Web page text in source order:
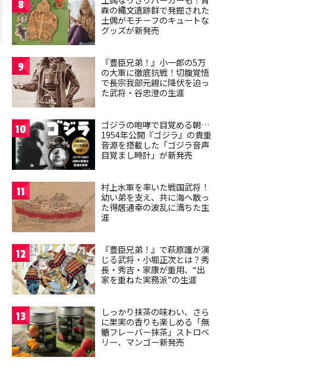
8
森の縄文遺跡群で発掘された
土偶がモチーフのキュートな
グッズが新発売
9
『豊臣兄弟！』小一郎の5万
の大軍に徹底抗戦！切腹覚悟
で長宗我部元親に降伏を迫っ
た武将・谷忠澄の生涯
10
ゴジラの咆哮で目覚める朝…
1954年公開『ゴジラ』の貴重
音源を搭載した「ゴジラ音声
目覚まし時計」が新発売
11
村上水軍を率いた戦国武将！
幼い弟を支え、共に海へ散っ
た得居通幸の波乱に満ちた生
涯
12
『豊臣兄弟！』で萩原護が演
じる武将・小堀正次とは？秀
長・秀吉・家康が重用、“出
家を重ねた実務派”の生涯
13
しっかり抹茶の味わい、さら
に果実の香りも楽しめる「無
糖フレーバー抹茶」ストロベ
リー、マンゴー新発売